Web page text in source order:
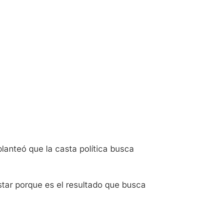
que la casta política busca
porque es el resultado que busca